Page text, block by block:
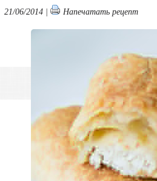
21/06/2014 | Напечатать рецепт